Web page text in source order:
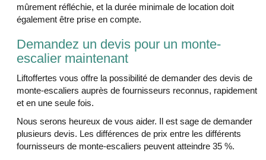
mûrement réfléchie, et la durée minimale de location doit
également être prise en compte.
Demandez un devis pour un monte-
escalier maintenant
Liftoffertes vous offre la possibilité de demander des devis de
monte-escaliers auprès de fournisseurs reconnus, rapidement
et en une seule fois.
Nous serons heureux de vous aider. Il est sage de demander
plusieurs devis. Les différences de prix entre les différents
fournisseurs de monte-escaliers peuvent atteindre 35 %.